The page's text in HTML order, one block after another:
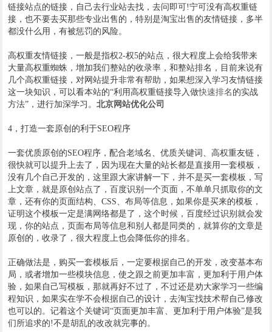
链接站点的链接，自己去行业站去找，去问即可!宁可没有高权重链
接，也不要去买那些专业出售的，特别是淘宝出售的友情链接，多半
都没什么用，有被惩罚的风险。
高权重友情链接，一般是指权2-权5的站点，很大程度上会给我带来
大量高权重蜘蛛，增加我们整站的收录率，和整站排名，目前来说有
几个高权重链接，对网站提升非常有帮助，如果想深入学习友情链接
这一块知识，可以看本站的“利用高权重链接导入做快速排名 的实战
方法”，进行加深学习。北京网站优化公司
4，打造一套原创的利于SEO程序
一套优质原创的SEO程序，配合老域名、优质关键词、高权重友链，
很快就可以提升上去了，因为现在大量的站长都是直接用一套模板，
没有几个自己开发的，这里跟大家讲解一下，并不是买一套模板，写
上文章，就是原创站点了，百度识别一个页面，不单单只抓取你的文
章，还有你的页面结构、CSS、布局等信息，如果你是买来的模板，
证明这个模板一定是满网络都是了，这个时候，百度经过识别就会发
现，你的站点，页面布局等信息和别人都是同类的，就算你的文章是
原创的，收录了，很大程度上也会降低你的排名。
正确做法是，购买一套模板后，一定要根据自己的开发，改变基本布
局，或者增加一些模块信息，使之跟之前更加丰富，更加利于用户体
验，如果自己写模板，那就再好不过了，不过还是劝大家学习一些编
程知识，如果实在学不会根据自己的设计，去淘宝找技术帮自己修改
也可以的。记着这个关键词“页面更加丰富、更加利于用户体验”是我
们所追求的!不是胡乱的改改就完事的。